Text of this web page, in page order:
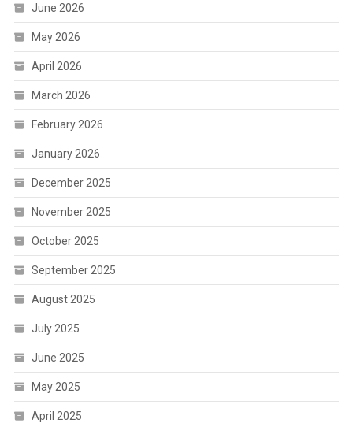
June 2026
May 2026
April 2026
March 2026
February 2026
January 2026
December 2025
November 2025
October 2025
September 2025
August 2025
July 2025
June 2025
May 2025
April 2025